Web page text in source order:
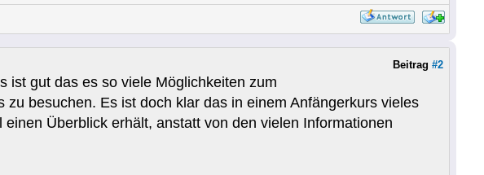
Beitrag #2
ist gut das es so viele Möglichkeiten zum
besuchen. Es ist doch klar das in einem Anfängerkurs vieles
Überblick erhält, anstatt von den vielen Informationen